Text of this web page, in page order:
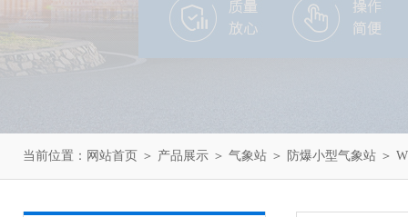
当前位置： 网站首页 ＞ 产品展示 ＞ 气象站 ＞ 防爆小型气象站 ＞